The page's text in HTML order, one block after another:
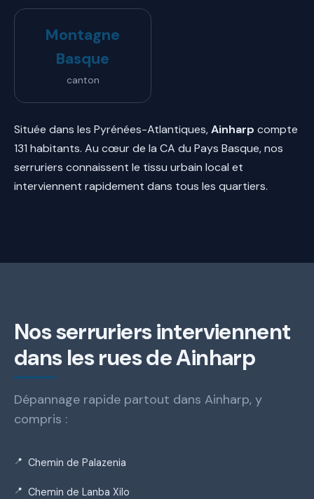
Montagne
Basque
canton
Située dans les Pyrénées-Atlantiques,Ainharp compte
131 habitants. Au cœur de la CA du Pays Basque, nos
serruriers connaissent le tissu urbain local et
interviennent rapidement dans tous les quartiers.
Nos serruriers interviennent
dans les rues de Ainharp
Dépannage rapide partout dans Ainharp, y
compris :
Chemin de Palazenia
Chemin de Lanba Xilo